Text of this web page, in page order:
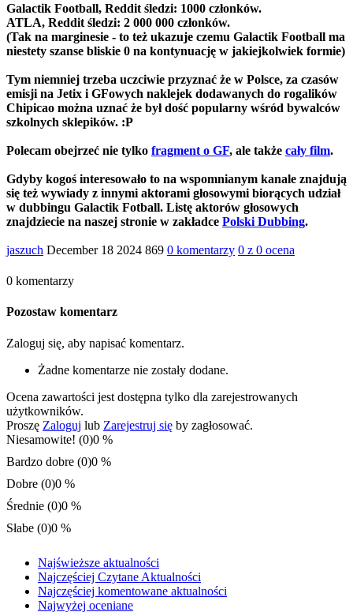
Galactik Football, Reddit śledzi: 1000 członków.
ATLA, Reddit śledzi: 2 000 000 członków.
(Tak na marginesie - to też ukazuje czemu Galactik Football ma
niestety szanse bliskie 0 na kontynuację w jakiejkolwiek formie)
Tym niemniej trzeba uczciwie przyznać że w Polsce, za czasów
emisji na Jetix i GFowych naklejek dodawanych do rogalików
Chipicao można uznać że był dość popularny wśród bywalców
szkolnych sklepików. :P
Polecam obejrzeć nie tylko fragment o GF, ale także cały film.
Gdyby kogoś interesowało to na wspomnianym kanale znajdują
się też wywiady z innymi aktorami głosowymi biorących udział
w dubbingu Galactik Fotball. Listę aktorów głosowych
znajdziecie na naszej stronie w zakładce Polski Dubbing.
jaszuch December 18 2024 869 0 komentarzy 0 z 0 ocena
0 komentarzy
Pozostaw komentarz
Zaloguj się, aby napisać komentarz.
Żadne komentarze nie zostały dodane.
Ocena zawartości jest dostępna tylko dla zarejestrowanych
użytkowników.
Proszę Zaloguj lub Zarejestruj się by zagłosować.
Niesamowite! (0)0 %
Bardzo dobre (0)0 %
Dobre (0)0 %
Średnie (0)0 %
Słabe (0)0 %
Najświeższe aktualności
Najczęściej Czytane Aktualności
Najczęściej komentowane aktualności
Najwyżej oceniane